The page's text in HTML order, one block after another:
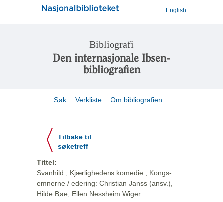
English
Bibliografi
Den internasjonale Ibsen-
bibliografien
Søk Verkliste Om bibliografien
Tilbake til
søketreff
Tittel:
Svanhild ; Kjærlighedens komedie ; Kongs-
emnerne / edering: Christian Janss (ansv.),
Hilde Bøe, Ellen Nessheim Wiger